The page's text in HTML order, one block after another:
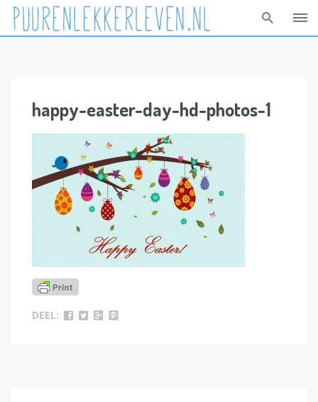
happy-easter-day-hd-photos-1
DEEL: